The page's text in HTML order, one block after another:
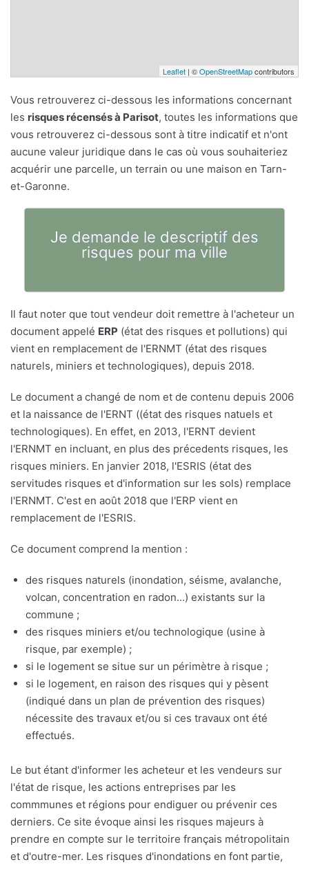
Leaflet | ©OpenStreetMapcontributors
Vous retrouverez ci-dessous les informations concernant
les risques récensés à Parisot, toutes les informations que
vous retrouverez ci-dessous sont à titre indicatif et n'ont
aucune valeur juridique dans le cas où vous souhaiteriez
acquérir une parcelle, un terrain ou une maison en Tarn-
et-Garonne.
Je demande le descriptif des
risques pour ma ville
Il faut noter que tout vendeur doit remettre à l'acheteur un
document appelé ERP (état des risques et pollutions) qui
vient en remplacement de l'ERNMT (état des risques
naturels, miniers et technologiques), depuis 2018.
Le document a changé de nom et de contenu depuis 2006
et la naissance de l'ERNT ((état des risques natuels et
technologiques). En effet, en 2013, l'ERNT devient
l'ERNMT en incluant, en plus des précedents risques, les
risques miniers. En janvier 2018, l'ESRIS (état des
servitudes risques et d'information sur les sols) remplace
l'ERNMT. C'est en août 2018 que l'ERP vient en
remplacement de l'ESRIS.
Ce document comprend la mention :
des risques naturels (inondation, séisme, avalanche,
volcan, concentration en radon...) existants sur la
commune ;
des risques miniers et/ou technologique (usine à
risque, par exemple) ;
si le logement se situe sur un périmètre à risque ;
si le logement, en raison des risques qui y pèsent
(indiqué dans un plan de prévention des risques)
nécessite des travaux et/ou si ces travaux ont été
effectués.
Le but étant d'informer les acheteur et les vendeurs sur
l'état de risque, les actions entreprises par les
commmunes et régions pour endiguer ou prévenir ces
derniers. Ce site évoque ainsi les risques majeurs à
prendre en compte sur le territoire français métropolitain
et d'outre-mer. Les risques d'inondations en font partie,